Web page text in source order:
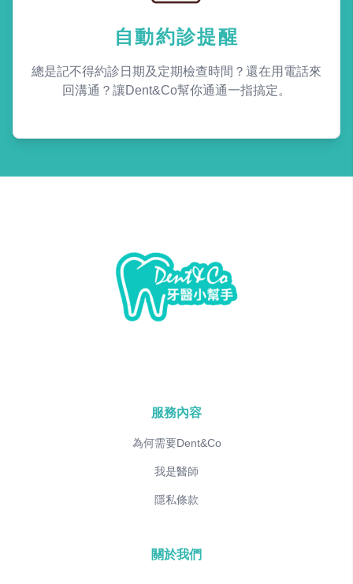
自動約診提醒
總是記不得約診日期及定期檢查時間？還在用電話來
回溝通？讓Dent&Co幫你通通一指搞定。
服務內容
為何需要Dent&Co
我是醫師
隱私條款
關於我們